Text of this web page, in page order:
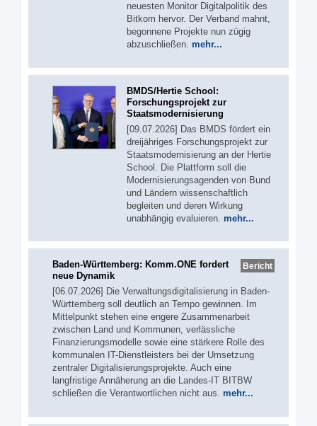
neuesten Monitor Digitalpolitik des
Bitkom hervor. Der Verband mahnt,
begonnene Projekte nun zügig
abzuschließen. mehr...
BMDS/Hertie School:
Forschungsprojekt zur
Staatsmodernisierung
[09.07.2026] Das BMDS fördert ein
dreijähriges Forschungsprojekt zur
Staatsmodernisierung an der Hertie
School. Die Plattform soll die
Modernisierungsagenden von Bund
und Ländern wissenschaftlich
begleiten und deren Wirkung
unabhängig evaluieren. mehr...
Bericht
Baden-Württemberg: Komm.ONE fordert
neue Dynamik
[06.07.2026] Die Verwaltungsdigitalisierung in Baden-
Württemberg soll deutlich an Tempo gewinnen. Im
Mittelpunkt stehen eine engere Zusammenarbeit
zwischen Land und Kommunen, verlässliche
Finanzierungsmodelle sowie eine stärkere Rolle des
kommunalen IT-Dienstleisters bei der Umsetzung
zentraler Digitalisierungsprojekte. Auch eine
langfristige Annäherung an die Landes-IT BITBW
schließen die Verantwortlichen nicht aus. mehr...